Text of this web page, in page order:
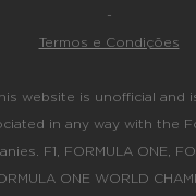
-
Termos e Condições
website is unofficial and
in any way with the
F1, FORMULA ONE,
ONE WORLD